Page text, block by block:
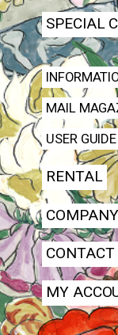
SPECIAL
MAIL
USER GUIDE
RENTAL
COMPANY
CONTACT
MY